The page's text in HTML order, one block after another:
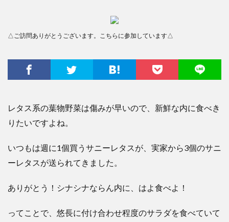
△ご訪問ありがとうございます。こちらに参加しています△
レタス系の葉物野菜は傷みが早いので、新鮮な内に食べき
りたいですよね。
いつもは週に1個買うサニーレタスが、実家から3個のサニ
ーレタスが送られてきました。
ありがとう！シナシナならん内に、はよ食べよ！
ってことで、悠長に付け合わせ程度のサラダを食べていて